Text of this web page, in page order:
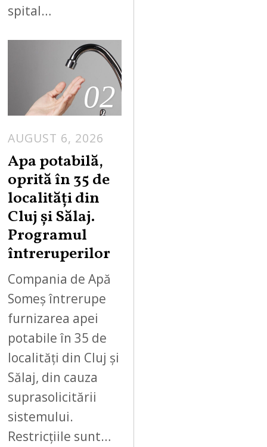
spital…
02
AUGUST 6, 2026
Apa potabilă,
oprită în 35 de
localități din
Cluj și Sălaj.
Programul
întreruperilor
Compania de Apă
Someș întrerupe
furnizarea apei
potabile în 35 de
localități din Cluj și
Sălaj, din cauza
suprasolicitării
sistemului.
Restricțiile sunt…